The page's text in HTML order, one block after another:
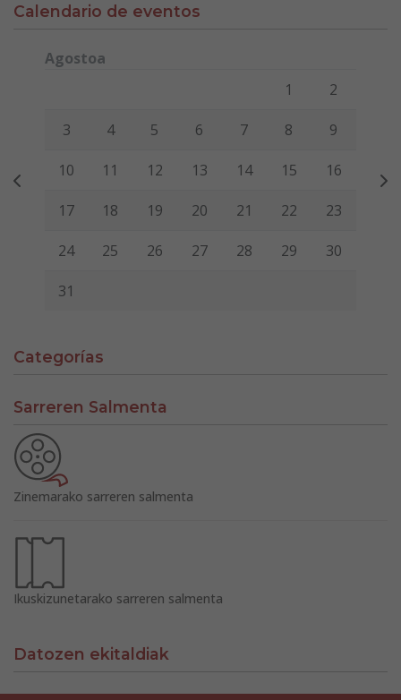
Calendario de eventos
Agostoa
Viernes Sábado
1 2
3 4 5 6 7 8 9
10 11 12 13 14 15 16
17 18 19 20 21 22 23
24 25 26 27 28 29 30
31
Categorías
Sarreren Salmenta
Zinemarako sarreren salmenta
Ikuskizunetarako sarreren salmenta
Datozen ekitaldiak